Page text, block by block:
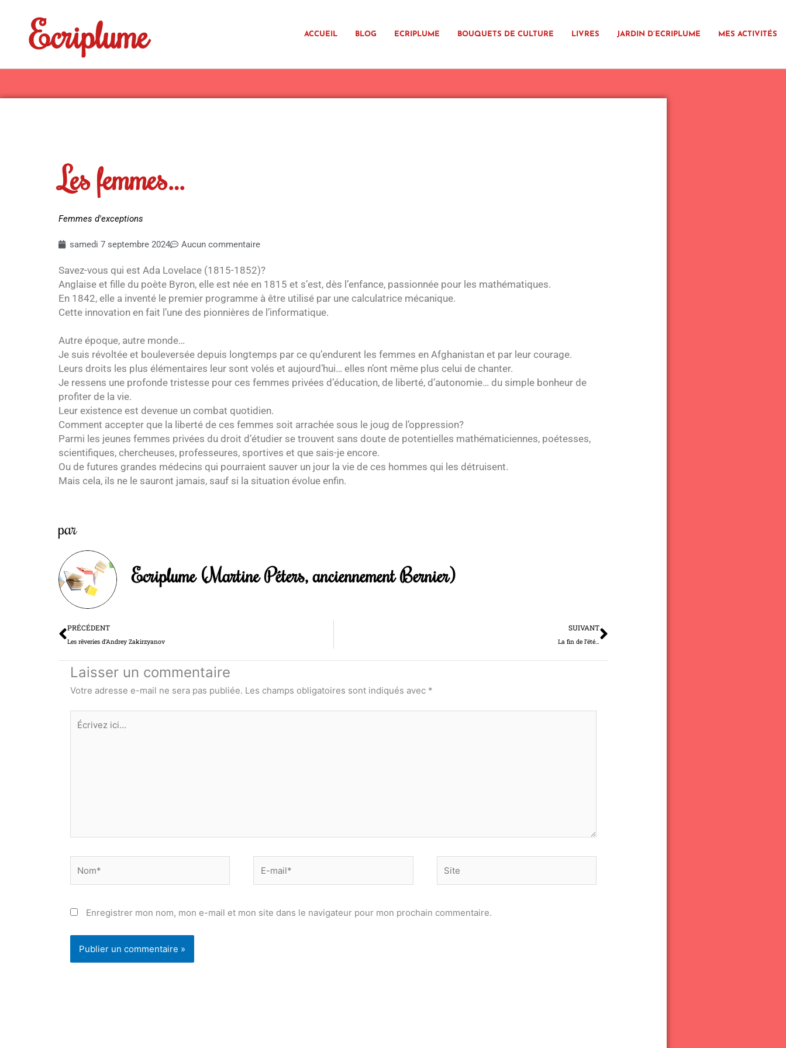
contenuEcriplume ACCUEIL BLOG ECRIPLUME BOUQUETS DE CULTURE LIVRES JARDIN D’ECRIPLUME MES ACTIVITÉS
Les femmes…
Femmes d'exceptions
samedi 7 septembre 2024 Aucun commentaire
Savez-vous qui est Ada Lovelace (1815-1852)?
Anglaise et fille du poète Byron, elle est née en 1815 et s’est, dès l’enfance, passionnée pour les mathématiques.
En 1842, elle a inventé le premier programme à être utilisé par une calculatrice mécanique.
Cette innovation en fait l’une des pionnières de l’informatique.
Autre époque, autre monde…
Je suis révoltée et bouleversée depuis longtemps par ce qu’endurent les femmes en Afghanistan et par leur courage.
Leurs droits les plus élémentaires leur sont volés et aujourd’hui… elles n’ont même plus celui de chanter.
Je ressens une profonde tristesse pour ces femmes privées d’éducation, de liberté, d’autonomie… du simple bonheur de
profiter de la vie.
Leur existence est devenue un combat quotidien.
Comment accepter que la liberté de ces femmes soit arrachée sous le joug de l’oppression?
Parmi les jeunes femmes privées du droit d’étudier se trouvent sans doute de potentielles mathématiciennes, poétesses,
scientifiques, chercheuses, professeures, sportives et que sais-je encore.
Ou de futures grandes médecins qui pourraient sauver un jour la vie de ces hommes qui les détruisent.
Mais cela, ils ne le sauront jamais, sauf si la situation évolue enfin.
par
Ecriplume (Martine Péters, anciennement Bernier)
Précédent
PRÉCÉDENT
Les rêveries d’Andrey Zakirzyanov
SUIVANT
La fin de l’été…
Suivant
Laisser un commentaire
Votre adresse e-mail ne sera pas publiée. Les champs obligatoires sont indiqués avec *
Écrivez
ici…
mail*
Enregistrer mon nom, mon e-mail et mon site dans le navigateur pour mon prochain commentaire.